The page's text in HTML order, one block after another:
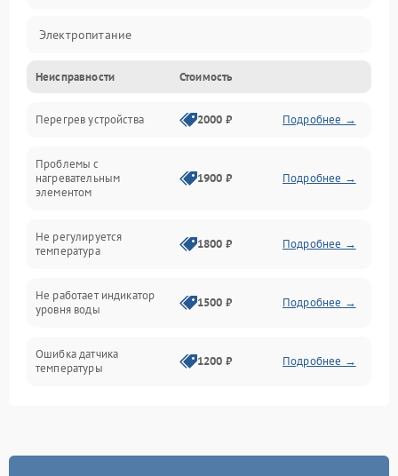
Электропитание
Парообразование
Герметичность
Механика
Неисправности Стоимость
Перегрев устройства 2000 ₽ Подробнее →
Проблемы с
нагревательным
элементом
1900 ₽ Подробнее →
Не регулируется
температура
1800 ₽ Подробнее →
Не работает индикатор
уровня воды
1500 ₽ Подробнее →
Ошибка датчика
температуры
1200 ₽ Подробнее →
Ошибка платы управления 1500 ₽ Подробнее →